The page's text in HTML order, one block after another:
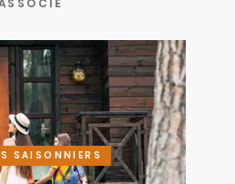
SAISONNIERS